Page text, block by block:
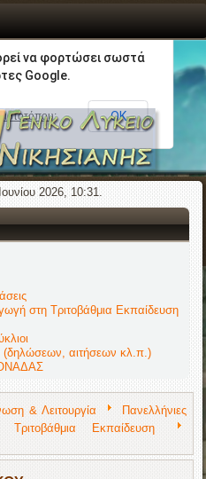
2026, 10:31.
στη Τριτοβάθμια Εκπαίδευση
αιτήσεων κλ.π.)
& Λειτουργία
Πανελλήνιες
Εκπαίδευση
να φορτώσει σωστά
Google.
ιστοτόπου; ΟΚ